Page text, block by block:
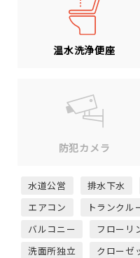
温水洗浄便座
防犯カメラ
水道公営 排水下水
エアコン
トランクル
バルコニー
フローリ
洗面所独立
クローゼ